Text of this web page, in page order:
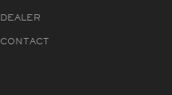
DEALER
CONTACT